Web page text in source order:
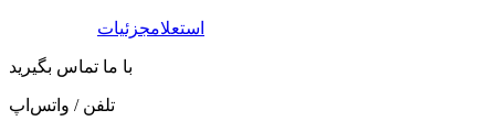
استعلامجزئیات
با ما تماس بگیرید
تلفن / واتس‌اپ